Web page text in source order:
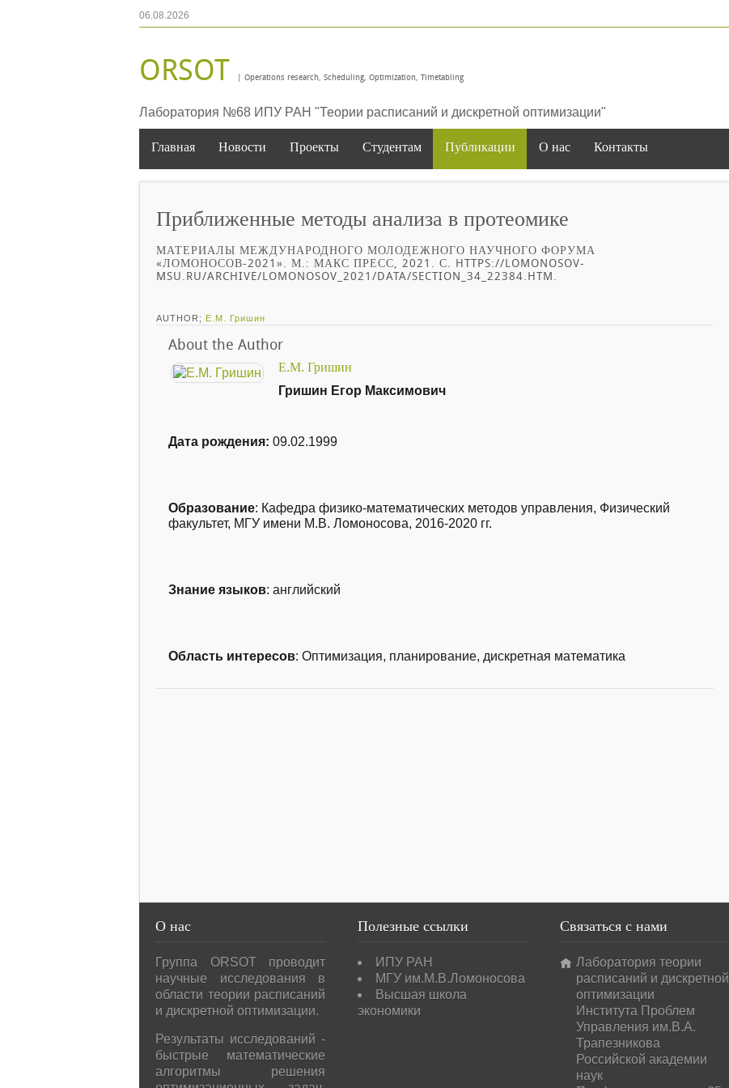
06.08.2026
ORSOT | Operations research, Scheduling, Optimization, Timetabling
Лаборатория №68 ИПУ РАН "Теории расписаний и дискретной оптимизации"
Главная Новости Проекты Студентам Публикации О нас Контакты
Приближенные методы анализа в протеомике
МАТЕРИАЛЫ МЕЖДУНАРОДНОГО МОЛОДЕЖНОГО НАУЧНОГО ФОРУМА
«ЛОМОНОСОВ-2021». М.: МАКС ПРЕСС, 2021. С. HTTPS://LOMONOSOV-
MSU.RU/ARCHIVE/LOMONOSOV_2021/DATA/SECTION_34_22384.HTM.
AUTHOR; Е.М. Гришин
About the Author
Е.М. Гришин
Гришин Егор Максимович
Дата рождения: 09.02.1999
Образование: Кафедра физико-математических методов управления, Физический
факультет, МГУ имени М.В. Ломоносова, 2016-2020 гг.
Знание языков: английский
Область интересов: Оптимизация, планирование, дискретная математика
О нас
Группа ORSOT проводит
научные исследования в
области теории расписаний
и дискретной оптимизации.
Результаты исследований -
быстрые математические
алгоритмы решения
Полезные ссылки
ИПУ РАН
МГУ им.М.В.Ломоносова
Высшая школа
экономики
Связаться с нами
Лаборатория теории
расписаний и дискретной
оптимизации
Института Проблем
Управления им.В.А.
Трапезникова
Российской академии
наук